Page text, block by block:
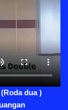
dua )